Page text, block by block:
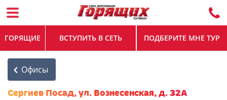
ГОРЯЩИЕ ВСТУПИТЬ В СЕТЬ ПОДБЕРИТЕ МНЕ ТУР
Офисы
Сергиев Посад, ул. Вознесенская, д. 32А